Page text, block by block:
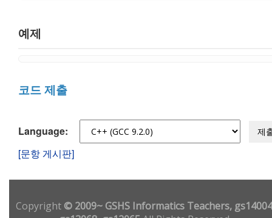
예제
코드 제출
Language: 제
[문항 게시판]
Copyright© 2009~ GSHS Informatics Teachers,